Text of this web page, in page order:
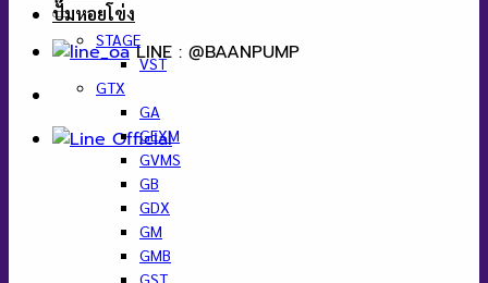
LINE : @BAANPUMP
ปั๊มหอยโข่ง
STAGE
VST
GTX
GA
GEXM
GVMS
GB
GDX
GM
GMB
GST